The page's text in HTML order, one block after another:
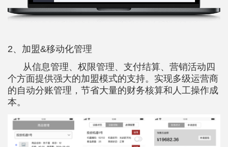
2、加盟&移动化管理
从信息管理、权限管理、支付结算、营销活动四
个方面提供强大的加盟模式的支持。实现多级运营商
的自动分账管理，节省大量的财务核算和人工操作成
本。